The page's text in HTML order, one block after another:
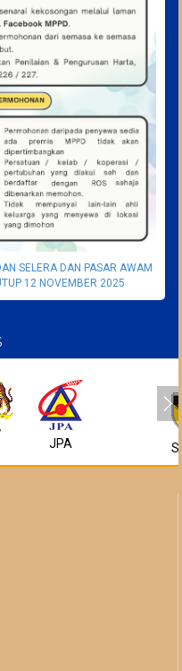
SELERA DAN PASAR AWAM
12 NOVEMBER 2025
JPA